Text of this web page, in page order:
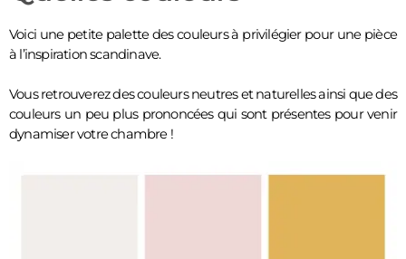
Voici une petite palette des couleurs à privilégier pour une pièce
à l’inspiration scandinave.
Vous retrouverez des couleurs neutres et naturelles ainsi que des
couleurs un peu plus prononcées qui sont présentes pour venir
dynamiser votre chambre !